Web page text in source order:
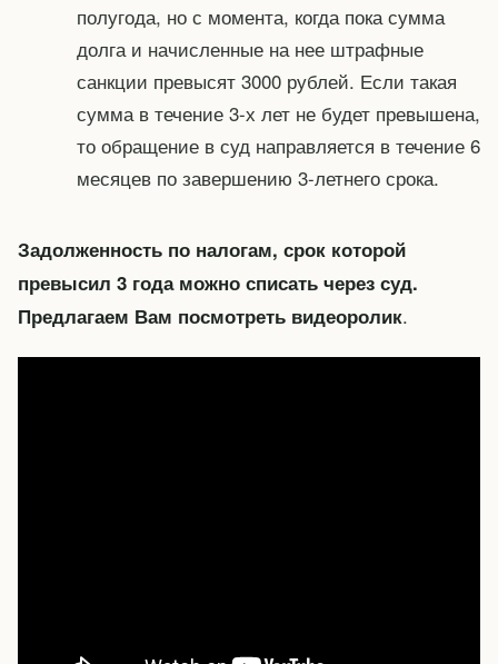
полугода, но с момента, когда пока сумма
долга и начисленные на нее штрафные
санкции превысят 3000 рублей. Если такая
сумма в течение 3-х лет не будет превышена,
то обращение в суд направляется в течение 6
месяцев по завершению 3-летнего срока.
Задолженность по налогам, срок которой
превысил 3 года можно списать через суд.
Предлагаем Вам посмотреть видеоролик.